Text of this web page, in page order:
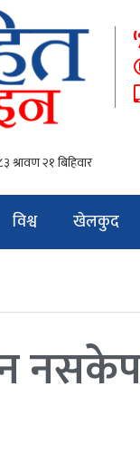
विश्व खेलकुद